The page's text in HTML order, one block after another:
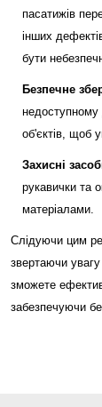
пасатижів
інших
бути
Безпечне
недоступному
об'єктів, щоб
Захисні
рукавички та
матеріалами.
Слідуючи цим
звертаючи
зможете
забезпечуючи